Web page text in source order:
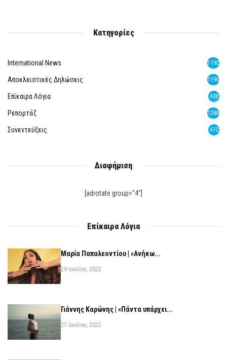
Κατηγορίες
International News 1192
Αποκλειστικές Δηλώσεις 1190
Επίκαιρα Λόγια 408
Ρεπορτάζ 1386
Συνεντεύξεις 470
Διαφήμιση
[adrotate group="4"]
Επίκαιρα Λόγια
Μαρία Παπαλεοντίου | «Ανήκω...
29 Ιουλίου, 2022
Γιάννης Καρώνης | «Πάντα υπάρχει...
27 Ιουλίου, 2022